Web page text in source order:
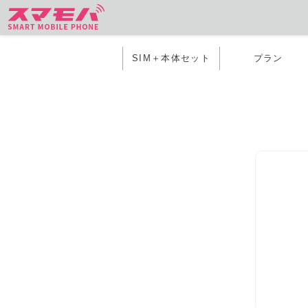
SIM＋本体セット プラン